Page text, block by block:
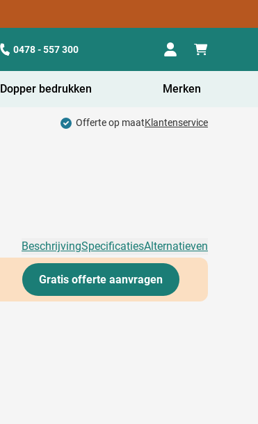
0478 - 557 300
Dopper bedrukken Merken
Offerte op maatKlantenservice
BeschrijvingSpecificatiesAlternatieven
Gratis offerte aanvragen